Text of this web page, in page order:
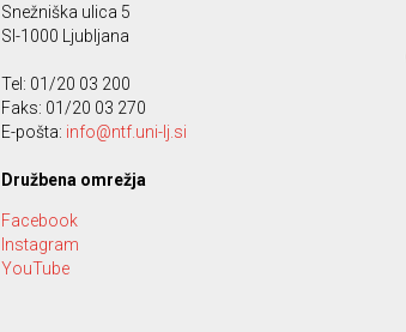
Snežniška ulica 5
SI-1000 Ljubljana
Tel: 01/20 03 200
Faks: 01/20 03 270
E-pošta: info@ntf.uni-lj.si
Družbena omrežja
Facebook
Instagram
YouTube